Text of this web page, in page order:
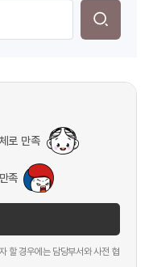
로 만족
족
할 경우에는 담당부서와 사전 협